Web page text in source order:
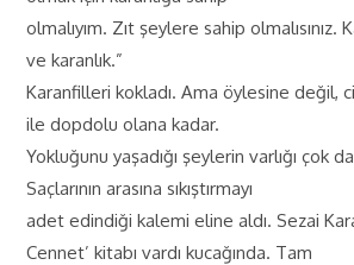
olmalıyım. Zıt şeylere sahip olmalısınız.
ve karanlık.”
Karanfilleri kokladı. Ama öylesine değil,
ile dopdolu olana kadar.
Yokluğunu yaşadığı şeylerin varlığı çok
Saçlarının arasına sıkıştırmayı
adet edindiği kalemi eline aldı. Sezai
Cennet’ kitabı vardı kucağında. Tam